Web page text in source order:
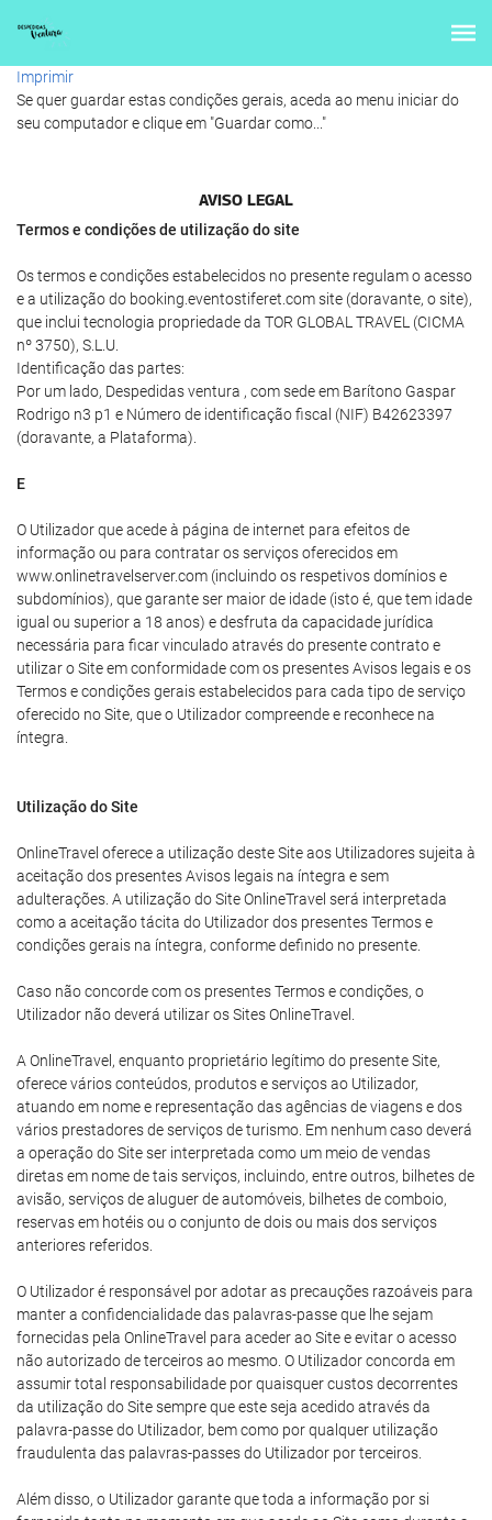
Imprimir
Se quer guardar estas condições gerais, aceda ao menu iniciar do
seu computador e clique em "Guardar como..."
AVISO LEGAL
Termos e condições de utilização do site
Os termos e condições estabelecidos no presente regulam o acesso
e a utilização do booking.eventostiferet.com site (doravante, o site),
que inclui tecnologia propriedade da TOR GLOBAL TRAVEL (CICMA
nº 3750), S.L.U.
Identificação das partes:
Por um lado, Despedidas ventura , com sede em Barítono Gaspar
Rodrigo n3 p1 e Número de identificação fiscal (NIF) B42623397
(doravante, a Plataforma).
E
O Utilizador que acede à página de internet para efeitos de
informação ou para contratar os serviços oferecidos em
www.onlinetravelserver.com (incluindo os respetivos domínios e
subdomínios), que garante ser maior de idade (isto é, que tem idade
igual ou superior a 18 anos) e desfruta da capacidade jurídica
necessária para ficar vinculado através do presente contrato e
utilizar o Site em conformidade com os presentes Avisos legais e os
Termos e condições gerais estabelecidos para cada tipo de serviço
oferecido no Site, que o Utilizador compreende e reconhece na
íntegra.
Utilização do Site
OnlineTravel oferece a utilização deste Site aos Utilizadores sujeita à
aceitação dos presentes Avisos legais na íntegra e sem
adulterações. A utilização do Site OnlineTravel será interpretada
como a aceitação tácita do Utilizador dos presentes Termos e
condições gerais na íntegra, conforme definido no presente.
Caso não concorde com os presentes Termos e condições, o
Utilizador não deverá utilizar os Sites OnlineTravel.
A OnlineTravel, enquanto proprietário legítimo do presente Site,
oferece vários conteúdos, produtos e serviços ao Utilizador,
atuando em nome e representação das agências de viagens e dos
vários prestadores de serviços de turismo. Em nenhum caso deverá
a operação do Site ser interpretada como um meio de vendas
diretas em nome de tais serviços, incluindo, entre outros, bilhetes de
avisão, serviços de aluguer de automóveis, bilhetes de comboio,
reservas em hotéis ou o conjunto de dois ou mais dos serviços
anteriores referidos.
O Utilizador é responsável por adotar as precauções razoáveis para
manter a confidencialidade das palavras-passe que lhe sejam
fornecidas pela OnlineTravel para aceder ao Site e evitar o acesso
não autorizado de terceiros ao mesmo. O Utilizador concorda em
assumir total responsabilidade por quaisquer custos decorrentes
da utilização do Site sempre que este seja acedido através da
palavra-passe do Utilizador, bem como por qualquer utilização
fraudulenta das palavras-passes do Utilizador por terceiros.
Além disso, o Utilizador garante que toda a informação por si